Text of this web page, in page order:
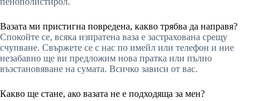
Вазата ми пристигна повредена, какво трябва да направя?
Спокойте се, всяка изпратена ваза е застрахована срещу
счупване. Свържете се с нас по имейл или телефон и ние
незабавно ще ви предложим нова пратка или пълно
възстановяване на сумата. Всичко зависи от вас.
Какво ще стане, ако вазата не е подходяща за мен?